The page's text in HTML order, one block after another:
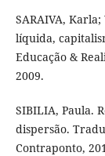
SARAIVA,
líquida,
Educação &
2009.
SIBILIA, Paula.
dispersão.
Contraponto,